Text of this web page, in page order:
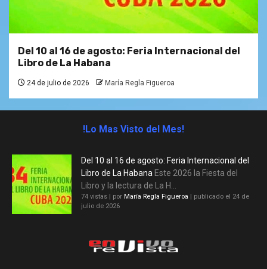
Del 10 al 16 de agosto: Feria Internacional del
Libro de La Habana
24 de julio de 2026 María Regla Figueroa
!Lo Mas Visto del Mes!
Del 10 al 16 de agosto: Feria Internacional del
Libro de La Habana Este 2026 la Fiesta del
Libro y la lectura de La H...
74 vistas por María Regla Figueroa
publicado el 24 de
julio de 2026